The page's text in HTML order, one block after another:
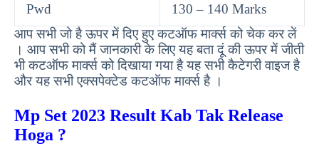
Pwd
130 – 140 Marks
आप सभी जो है ऊपर में दिए हुए कटऑफ मार्क्स को चेक कर लें
। आप सभी को मैं जानकारी के लिए यह बता दूं की ऊपर में जीती
भी कटऑफ मार्क्स को दिखाया गया है यह सभी कैटेगरी वाइज है
और यह सभी एक्सपेक्टेड कटऑफ मार्क्स है ।
Mp Set 2023 Result Kab Tak Release
Hoga ?